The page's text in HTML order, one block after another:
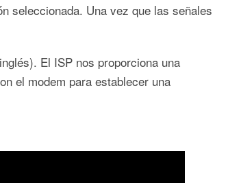
seleccionada. Una vez que las señales
El ISP nos proporciona una
el modem para establecer una